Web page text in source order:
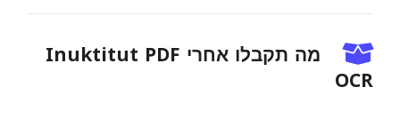
מה תקבלו אחרי Inuktitut PDF
OCR